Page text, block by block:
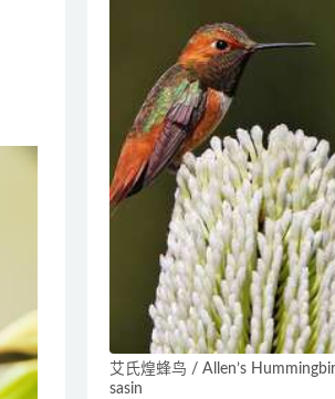
艾氏煌蜂鸟 / Allen’s
sasin